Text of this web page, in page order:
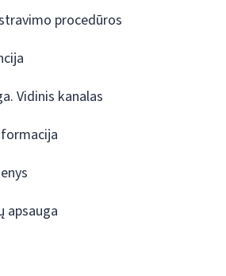
procedūros
Vidinis kanalas
apsauga